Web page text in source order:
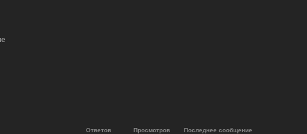
Ответов Просмотров Последнее сообщение